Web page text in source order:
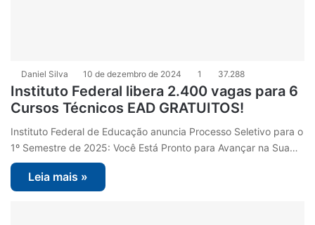
Daniel Silva 10 de dezembro de 2024 1 37.288
Instituto Federal libera 2.400 vagas para 6
Cursos Técnicos EAD GRATUITOS!
Instituto Federal de Educação anuncia Processo Seletivo para o
1º Semestre de 2025: Você Está Pronto para Avançar na Sua…
Leia mais »